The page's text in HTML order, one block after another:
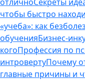
чтобы быстро
«учеба»: как
обученияБизнес-
когоПрофессия по
интровертуПочему
главные причины и